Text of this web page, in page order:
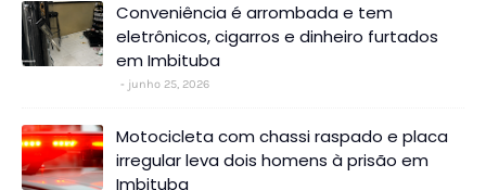
Conveniência é arrombada e tem
eletrônicos, cigarros e dinheiro furtados
em Imbituba
junho 25, 2026
Motocicleta com chassi raspado e placa
irregular leva dois homens à prisão em
Imbituba